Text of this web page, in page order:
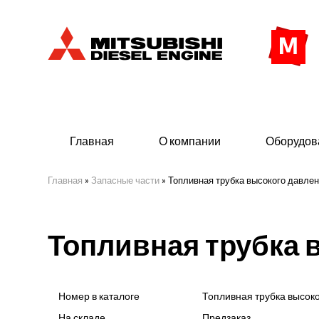
Главная О компании
- Индустриального исполнения
- ДГУ
-
(380
Главная » Запасные части » Топливная трубка высокого
Топливная
Номер в каталоге
Топливная трубка